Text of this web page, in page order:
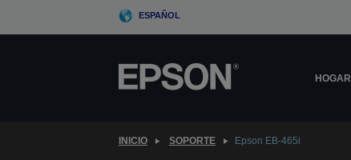
ESPAÑOL
HOGAR
INICIO SOPORTE Epson EB-465i